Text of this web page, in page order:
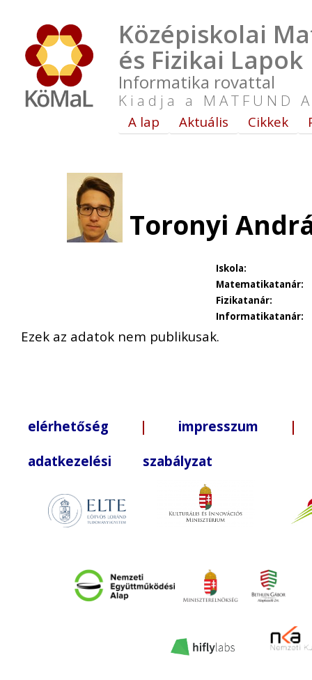
Középiskolai
és Fizikai Lapok
Informatika rovattal
Kiadja a MATFUND
A lap Aktuális Cikkek
Toronyi
Iskola:
Matematikatanár:
Fizikatanár:
Informatikatanár:
Ezek az adatok nem publikusak.
elérhetőség | impresszum |
adatkezelési szabályzat